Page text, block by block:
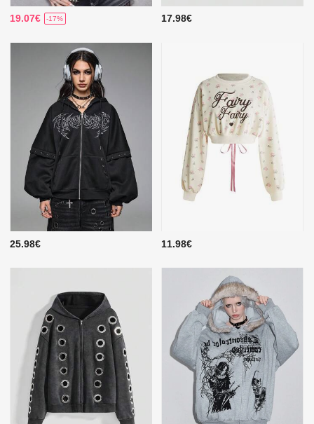
19.07€ -17% 17.98€
25.98€ 11.98€